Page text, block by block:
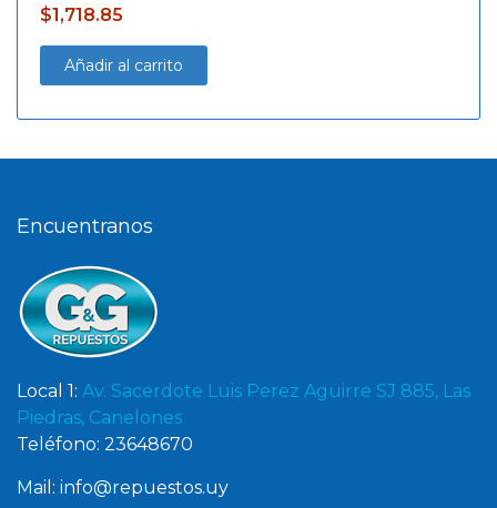
$1,718.85
Añadir al carrito
Encuentranos
Local 1: Av. Sacerdote Luis Perez Aguirre SJ 885, Las
Piedras, Canelones
Teléfono: 23648670
Mail: info@repuestos.uy